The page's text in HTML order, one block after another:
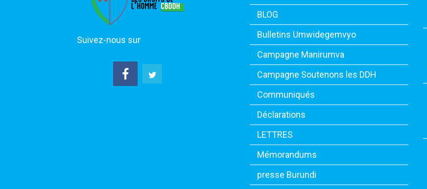
Suivez-nous sur
BLOG
Bulletins Umwidegemvyo
Campagne Manirumva
Campagne Soutenons les DDH
Communiqués
Déclarations
LETTRES
Mémorandums
presse Burundi